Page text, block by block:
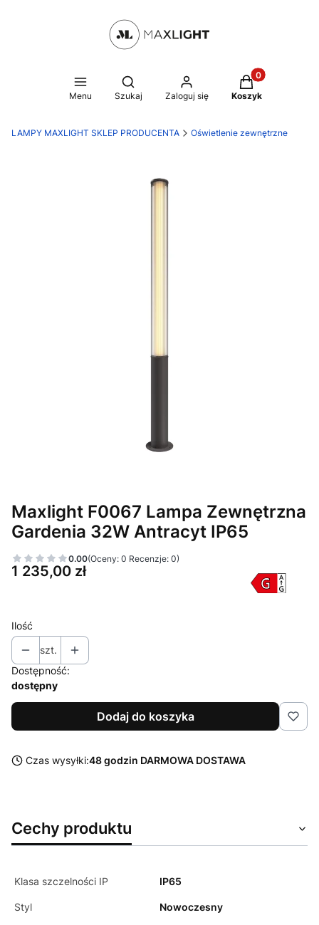
Menu
Otwórz wyszukiwarkę
Szukaj Zaloguj się
Produkty w
Koszyk
LAMPY MAXLIGHT SKLEP PRODUCENTA Oświetlenie zewnętrzne
Maxlight F0067 Lampa Zewnętrzna
Gardenia 32W Antracyt IP65
0.00(Oceny: 0 Recenzje: 0)
Cena
1 235,00 zł
Ilość
szt.
Dostępność:
dostępny
Dodaj do koszyka
Czas wysyłki:48 godzin DARMOWA DOSTAWA
Cechy produktu
Klasa szczelności IP IP65
Styl Nowoczesny